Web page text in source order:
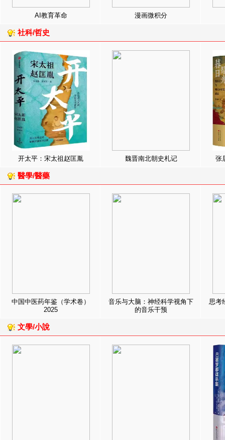
AI教育革命 漫画微积分
社科/哲史
开太平：宋太祖赵匡胤 魏晋南北朝史札记 张
醫學/醫藥
中国中医药年鉴（学术卷）
2025
音乐与大脑：神经科学视角下
的音乐干预
思考
文學/小說